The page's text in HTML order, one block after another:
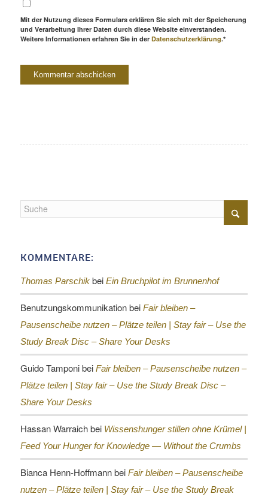
Mit der Nutzung dieses Formulars erklären Sie sich mit der Speicherung
und Verarbeitung Ihrer Daten durch diese Website einverstanden.
Weitere Informationen erfahren Sie in der Datenschutzerklärung.*
KOMMENTARE:
Thomas Parschikbei Ein Bruchpilot im Brunnenhof
Benutzungskommunikationbei Fair bleiben –
Pausenscheibe nutzen – Plätze teilen | Stay fair – Use the
Study Break Disc – Share Your Desks
Guido Tamponibei Fair bleiben – Pausenscheibe nutzen –
Plätze teilen | Stay fair – Use the Study Break Disc –
Share Your Desks
Hassan Warraichbei Wissenshunger stillen ohne Krümel |
Feed Your Hunger for Knowledge — Without the Crumbs
Bianca Henn-Hoffmannbei Fair bleiben – Pausenscheibe
nutzen – Plätze teilen | Stay fair – Use the Study Break